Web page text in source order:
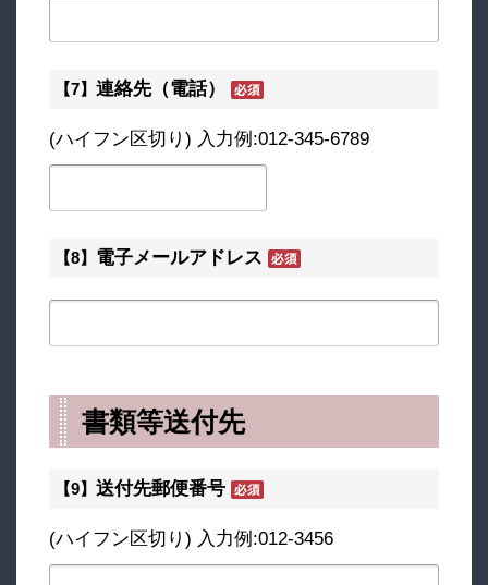
【7】 連絡先（電話）
(ハイフン区切り) 入力例:012-345-6789
【8】 電子メールアドレス
書類等送付先
【9】 送付先郵便番号
(ハイフン区切り) 入力例:012-3456